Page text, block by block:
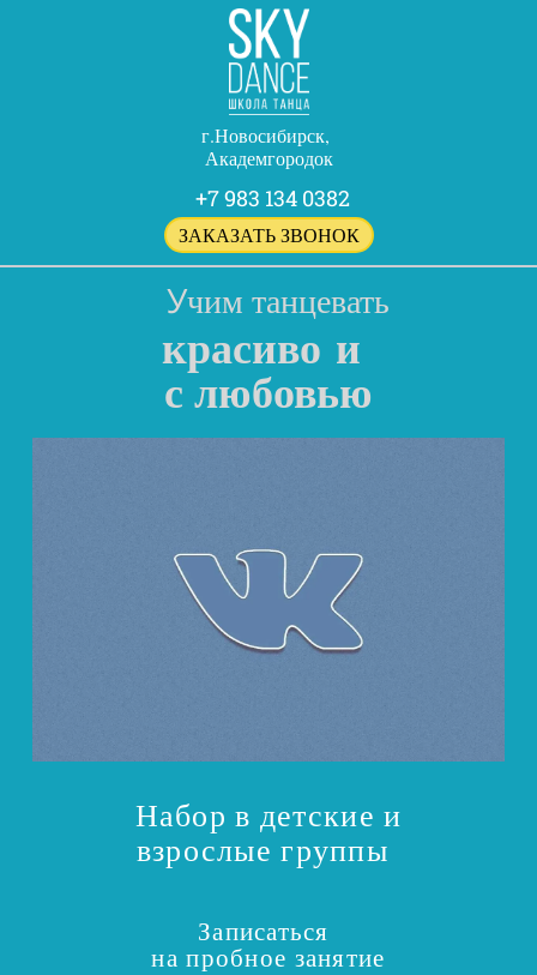
г.Новосибирск,
Академгородок
+7 983 134 0382
ЗАКАЗАТЬ ЗВОНОК
Учим танцевать
красиво и
с любовью
Набор в детские и
взрослые группы
Записаться
на пробное занятие